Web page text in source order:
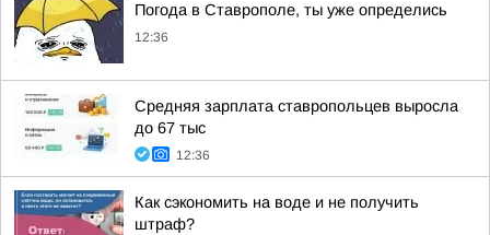
Погода в Ставрополе, ты уже определись
12:36
Средняя зарплата ставропольцев выросла
до 67 тыс
12:36
Как сэкономить на воде и не получить
штраф?